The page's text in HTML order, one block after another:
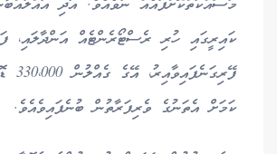
ކައިރީގައި ހުރި ރެސްޓޯރެންޓެއް އަންދާލައި،
ކަމަށް އެތަނުގެ ވެރިފަރާތުން ބުނެފައިވެއެވެ.